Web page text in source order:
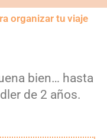
organizar tu viaje
bien… hasta
de 2 años.